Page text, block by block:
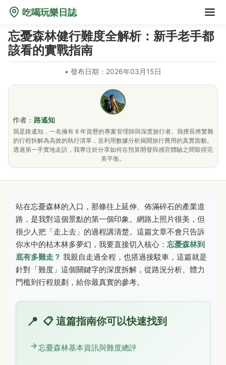
吃喝玩樂日誌
忘憂森林健行難度全解析：新手老手都
該看的實戰指南
• 發布日期：2026年03月15日
作者： 路遙知
我是路遙知，一名擁有 8 年資歷的專案管理師與深度旅行者。我擅長將繁雜
的行程拆解為高效的執行清單，並利用數據分析揭開旅行費用的真實面貌。
透過第一手實地走訪，我專注於分享如何在預算開發與感官體驗之間取得完
美平衡。
站在忘憂森林的入口，那條往上延伸、佈滿碎石的產業道
路，是我對這個景點的第一個印象。網路上照片很美，但
很少人把「走上去」的過程講清楚。這篇文章不會只告訴
你水中的枯木林多夢幻，我要直接切入核心： 忘憂森林到
底有多難走？ 我親自走過全程，也搭過接駁車，這篇就是
針對「難度」這個關鍵字的深度拆解，從路況分析、體力
門檻到行程規劃，給你最真實的參考。
📋 這篇指南你可以快速找到
忘憂森林基本資訊與難度總評